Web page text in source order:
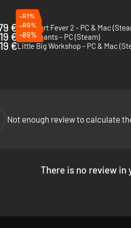
planten en paddenstoelen.
€
-81%
Transport Fever 2 - PC & Mac
€
-89%
The Tenants - PC (Steam)
€
-89%
Little Big Workshop - PC & Mac
Not enough review to calculate
There is no review in